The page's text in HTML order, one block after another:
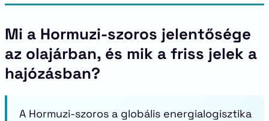
Mi a Hormuzi-szoros jelentősége
az olajárban, és mik a friss jelek a
hajózásban?
A Hormuzi-szoros a globális energialogisztika